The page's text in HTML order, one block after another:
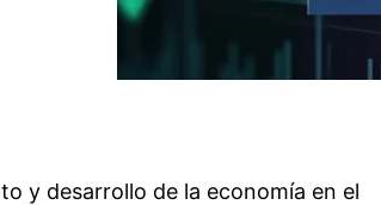
y desarrollo de la economía en el